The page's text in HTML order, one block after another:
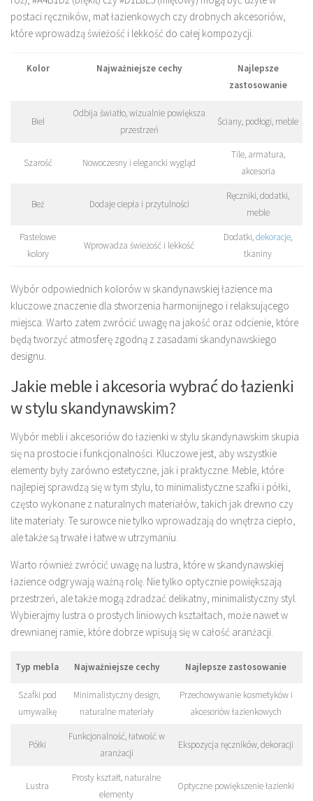
postaci ręczników, mat łazienkowych czy drobnych akcesoriów,
które wprowadzą świeżość i lekkość do całej kompozycji.
Kolor Najważniejsze cechy
Najlepsze
zastosowanie
Biel
Odbija światło, wizualnie powiększa
przestrzeń
Ściany, podłogi, meble
Szarość Nowoczesny i elegancki wygląd
Tile, armatura,
akcesoria
Beż Dodaje ciepła i przytulności
Ręczniki, dodatki,
meble
Pastelowe
kolory
Wprowadza świeżość i lekkość
Dodatki,dekoracje,
tkaniny
Wybór odpowiednich kolorów w skandynawskiej łazience ma
kluczowe znaczenie dla stworzenia harmonijnego i relaksującego
miejsca. Warto zatem zwrócić uwagę na jakość oraz odcienie, które
będą tworzyć atmosferę zgodną z zasadami skandynawskiego
designu.
Jakie meble i akcesoria wybrać do łazienki
w stylu skandynawskim?
Wybór mebli i akcesoriów do łazienki w stylu skandynawskim skupia
się na prostocie i funkcjonalności. Kluczowe jest, aby wszystkie
elementy były zarówno estetyczne, jak i praktyczne. Meble, które
najlepiej sprawdzą się w tym stylu, to minimalistyczne szafki i półki,
często wykonane z naturalnych materiałów, takich jak drewno czy
lite materiały. Te surowce nie tylko wprowadzają do wnętrza ciepło,
ale także są trwałe i łatwe w utrzymaniu.
Warto również zwrócić uwagę na lustra, które w skandynawskiej
łazience odgrywają ważną rolę. Nie tylko optycznie powiększają
przestrzeń, ale także mogą zdradzać delikatny, minimalistyczny styl.
Wybierajmy lustra o prostych liniowych kształtach, może nawet w
drewnianej ramie, które dobrze wpisują się w całość aranżacji.
Typ mebla Najważniejsze cechy Najlepsze zastosowanie
Szafki pod
umywalkę
Minimalistyczny design,
naturalne materiały
Przechowywanie kosmetyków i
akcesoriów łazienkowych
Półki
Funkcjonalność, łatwość w
aranżacji
Ekspozycja ręczników, dekoracji
Lustra
Prosty kształt, naturalne
elementy
Optyczne powiększenie łazienki